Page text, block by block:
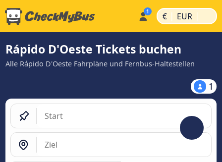
€ | EUR |
Rápido D'Oeste Tickets buchen
Alle Rápido D'Oeste Fahrpläne und Fernbus-Haltestellen
1